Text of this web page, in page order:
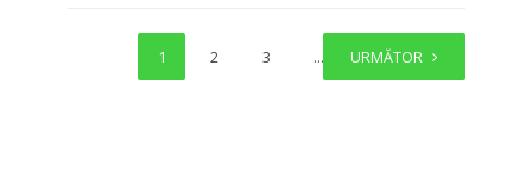
1 2 3 … 11
URMĂTOR